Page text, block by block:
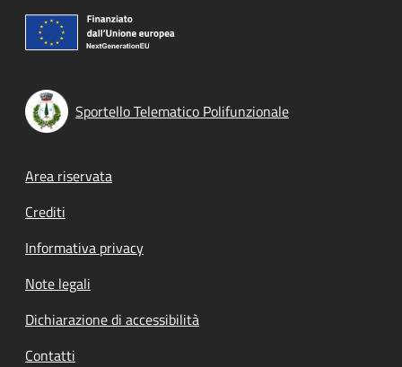
Sportello Telematico Polifunzionale
Footer menu
Area riservata
Crediti
Informativa privacy
Note legali
Dichiarazione di accessibilità
Contatti